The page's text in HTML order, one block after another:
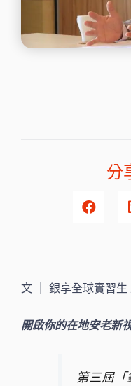
分
文 ｜ 銀享全球實習
開啟你的在地安老新
第三屆「